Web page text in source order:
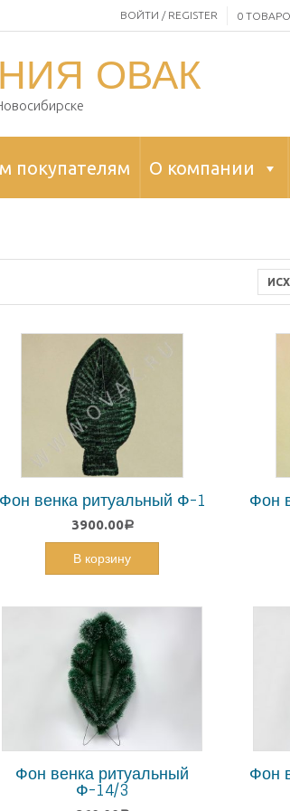
ВОЙТИ / REGISTER 0
ОВАК
покупателям О компании
Фон венка ритуальный Ф-1
3900.00Р
В корзину
Фон
Фон венка ритуальный
Ф-14/3
Фон